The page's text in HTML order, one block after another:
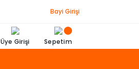
Bayi Girişi
Üye Girişi Sepetim